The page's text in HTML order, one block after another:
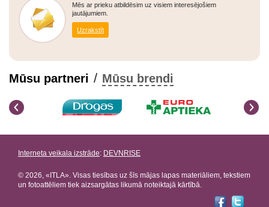
Mūsu partneri / Mūsu brendi
Mēs ar prieku atbildēsim uz visiem interesējošiem
jautājumiem.
Uzrakstīt
Interneta veikala izstrāde: DEVNRISE
© 2026, «ITLA». Visas tiesības uz šīs mājas lapas materiāliem, tekstiem
un fotoattēliem tiek aizsargātas likumā noteiktajā kārtībā.